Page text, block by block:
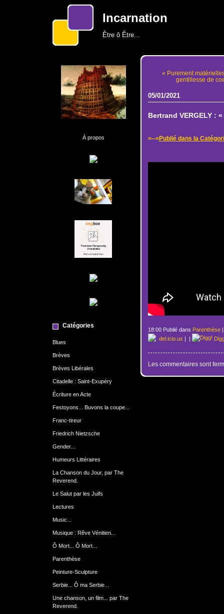
Incarnation
Être ô Être...
À propos
Catégories
Blues
Brèves
Brèves Libérales
Citadelle : Saint-Exupéry
Écriture en Acte
Festoyons... Buvons la coupe...
Franc-tireur
Friedrich Nietzsche
Gender...
Humeurs Littéraires
La Chanson du Jour, par The
Reverend.
Le Salut par les Juifs
Lectures
Music...
Musique : Rêve Vénitien...
Ô Mort... Ô Mort...
Parenthèse
Peinture-Sculpture
Serbie... Ô ma Serbie...
Une chanson, un film... par The
Reverend.
« Purement
gentillesse de
05/01/2021
Bertrand VERGELY :
=--=Publié dans la
18:00 Publié dans Parenthèse
del.icio.us | |
Les commentaires sont